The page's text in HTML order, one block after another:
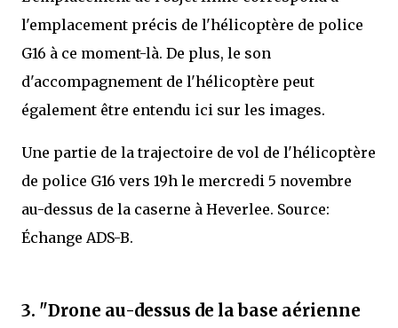
l'emplacement précis de l'hélicoptère de police
G16 à ce moment-là. De plus, le son
d'accompagnement de l'hélicoptère peut
également être entendu ici sur les images.
Une partie de la trajectoire de vol de l'hélicoptère
de police G16 vers 19h le mercredi 5 novembre
au-dessus de la caserne à Heverlee. Source:
Échange ADS-B.
3. "Drone au-dessus de la base aérienne